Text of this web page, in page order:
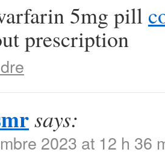
5mg pill
prescription
says:
2023 at 12 h 36